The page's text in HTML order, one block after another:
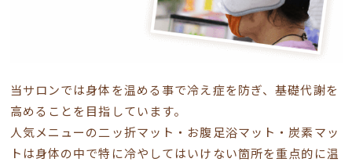
当サロンでは身体を温める事で冷え症を防ぎ、基礎代謝を
高めることを目指しています。
人気メニューの二ッ折マット・お腹足浴マット・炭素マッ
トは身体の中で特に冷やしてはいけない箇所を重点的に温